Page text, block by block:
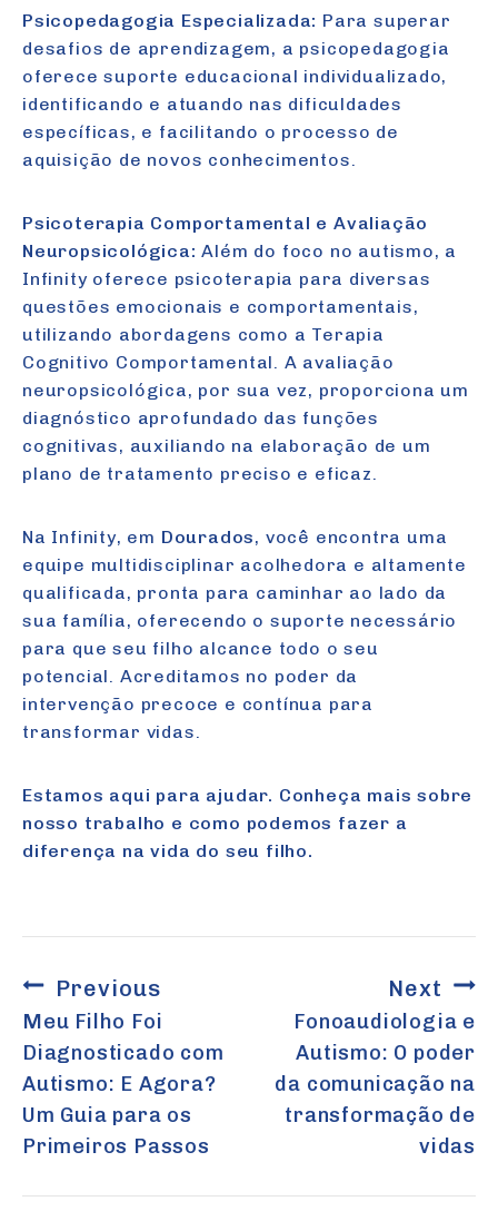
Psicopedagogia Especializada: Para superar
desafios de aprendizagem, a psicopedagogia
oferece suporte educacional individualizado,
identificando e atuando nas dificuldades
específicas, e facilitando o processo de
aquisição de novos conhecimentos.
Psicoterapia Comportamental e Avaliação
Neuropsicológica: Além do foco no autismo, a
Infinity oferece psicoterapia para diversas
questões emocionais e comportamentais,
utilizando abordagens como a Terapia
Cognitivo Comportamental. A avaliação
neuropsicológica, por sua vez, proporciona um
diagnóstico aprofundado das funções
cognitivas, auxiliando na elaboração de um
plano de tratamento preciso e eficaz.
Na Infinity, em Dourados, você encontra uma
equipe multidisciplinar acolhedora e altamente
qualificada, pronta para caminhar ao lado da
sua família, oferecendo o suporte necessário
para que seu filho alcance todo o seu
potencial. Acreditamos no poder da
intervenção precoce e contínua para
transformar vidas.
Estamos aqui para ajudar. Conheça mais sobre
nosso trabalho e como podemos fazer a
diferença na vida do seu filho.
Navegação
de
Post
Previous
Meu Filho Foi
Diagnosticado com
Autismo: E Agora?
Um Guia para os
Primeiros Passos
Next
Fonoaudiologia e
Autismo: O poder
da comunicação na
transformação de
vidas